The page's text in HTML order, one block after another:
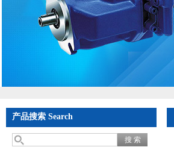
产品搜索 Search